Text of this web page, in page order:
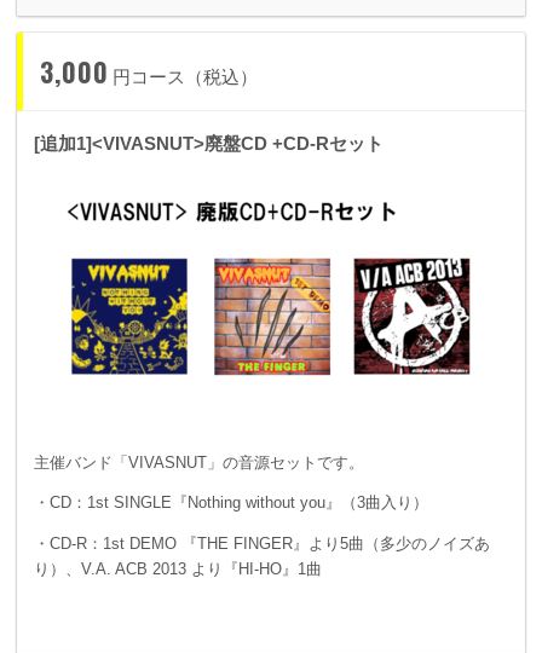
3,000 円コース（税込）
[追加1]<VIVASNUT>廃盤CD +CD-Rセット
主催バンド「VIVASNUT」の音源セットです。
・CD：1st SINGLE『Nothing without you』（3曲入り）
・CD-R：1st DEMO 『THE FINGER』より5曲（多少のノイズあ
り）、V.A. ACB 2013 より『HI-HO』1曲